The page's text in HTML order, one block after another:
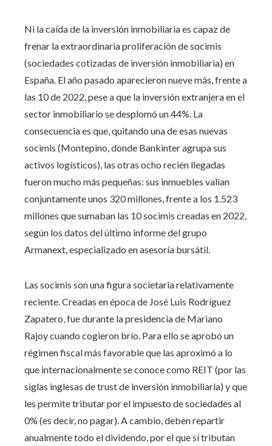
Ni la caída de la inversión inmobiliaria es capaz de
frenar la extraordinaria proliferación de socimis
(sociedades cotizadas de inversión inmobiliaria) en
España. El año pasado aparecieron nueve más, frente a
las 10 de 2022, pese a que la inversión extranjera en el
sector inmobiliario se desplomó un 44%. La
consecuencia es que, quitando una de esas nuevas
socimis (Montepino, donde Bankinter agrupa sus
activos logísticos), las otras ocho recién llegadas
fueron mucho más pequeñas: sus inmuebles valían
conjuntamente unos 320 millones, frente a los 1.523
millones que sumaban las 10 socimis creadas en 2022,
según los datos del último informe del grupo
Armanext, especializado en asesoría bursátil.
Las socimis son una figura societaria relativamente
reciente. Creadas en época de José Luis Rodríguez
Zapatero, fue durante la presidencia de Mariano
Rajoy cuando cogieron brío. Para ello se aprobó un
régimen fiscal más favorable que las aproximó a lo
que internacionalmente se conoce como REIT (por las
siglas inglesas de trust de inversión inmobiliaria) y que
les permite tributar por el impuesto de sociedades al
0% (es decir, no pagar). A cambio, deben repartir
anualmente todo el dividendo, por el que sí tributan